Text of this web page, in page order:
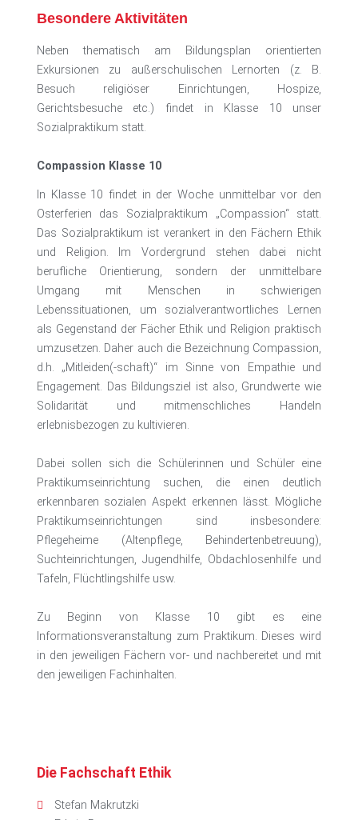
Besondere Aktivitäten
Neben thematisch am Bildungsplan orientierten
Exkursionen zu außerschulischen Lernorten (z. B.
Besuch religiöser Einrichtungen, Hospize,
Gerichtsbesuche etc.) findet in Klasse 10 unser
Sozialpraktikum statt.
Compassion Klasse 10
In Klasse 10 findet in der Woche unmittelbar vor den
Osterferien das Sozialpraktikum „Compassion“ statt.
Das Sozialpraktikum ist verankert in den Fächern Ethik
und Religion. Im Vordergrund stehen dabei nicht
berufliche Orientierung, sondern der unmittelbare
Umgang mit Menschen in schwierigen
Lebenssituationen, um sozialverantwortliches Lernen
als Gegenstand der Fächer Ethik und Religion praktisch
umzusetzen. Daher auch die Bezeichnung Compassion,
d.h. „Mitleiden(-schaft)“ im Sinne von Empathie und
Engagement. Das Bildungsziel ist also, Grundwerte wie
Solidarität und mitmenschliches Handeln
erlebnisbezogen zu kultivieren.
Dabei sollen sich die Schülerinnen und Schüler eine
Praktikumseinrichtung suchen, die einen deutlich
erkennbaren sozialen Aspekt erkennen lässt. Mögliche
Praktikumseinrichtungen sind insbesondere:
Pflegeheime (Altenpflege, Behindertenbetreuung),
Suchteinrichtungen, Jugendhilfe, Obdachlosenhilfe und
Tafeln, Flüchtlingshilfe usw.
Zu Beginn von Klasse 10 gibt es eine
Informationsveranstaltung zum Praktikum. Dieses wird
in den jeweiligen Fächern vor- und nachbereitet und mit
den jeweiligen Fachinhalten.
Die Fachschaft Ethik
Stefan Makrutzki